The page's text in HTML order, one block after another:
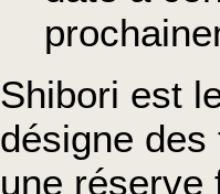
Shibori est
désigne
une réserve